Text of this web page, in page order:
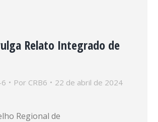
Relato Integrado de
Por CRB6 22 de abril de 2024
Regional de